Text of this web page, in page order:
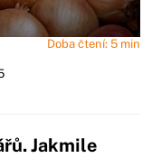
Doba čtení: 5 min
Jakmile